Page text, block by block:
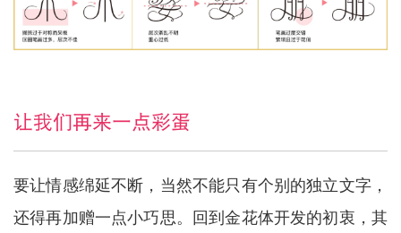
让我们再来一点彩蛋
要让情感绵延不断，当然不能只有个别的独立文字，
还得再加赠一点小巧思。回到金花体开发的初衷，其